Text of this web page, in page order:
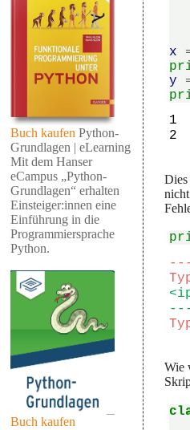
Buch kaufen Python-
Grundlagen | eLearning
Mit dem Hanser
eCampus „Python-
Grundlagen“ erhalten
Einsteiger:innen eine
Einführung in die
Programmiersprache
Python.
Buch kaufen
x
y
1
Dies
Wie